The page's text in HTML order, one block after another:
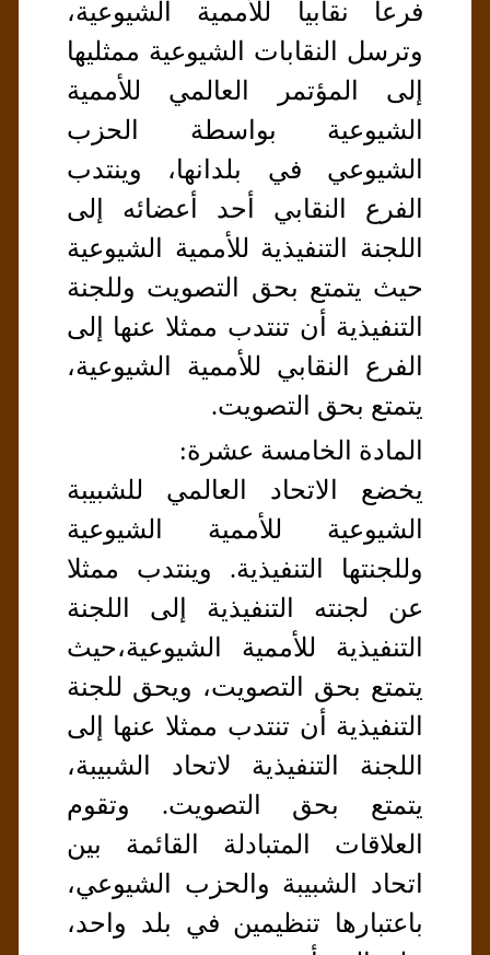
فرعا نقابيا للأممية الشيوعية،
وترسل النقابات الشيوعية ممثليها
إلى المؤتمر العالمي للأممية
الشيوعية بواسطة الحزب
الشيوعي في بلدانها، وينتدب
الفرع النقابي أحد أعضائه إلى
اللجنة التنفيذية للأممية الشيوعية
حيث يتمتع بحق التصويت وللجنة
التنفيذية أن تنتدب ممثلا عنها إلى
الفرع النقابي للأممية الشيوعية،
يتمتع بحق التصويت.
المادة الخامسة عشرة:
يخضع الاتحاد العالمي للشبيبة
الشيوعية للأممية الشيوعية
وللجنتها التنفيذية. وينتدب ممثلا
عن لجنته التنفيذية إلى اللجنة
التنفيذية للأممية الشيوعية،حيث
يتمتع بحق التصويت، ويحق للجنة
التنفيذية أن تنتدب ممثلا عنها إلى
اللجنة التنفيذية لاتحاد الشبيبة،
يتمتع بحق التصويت. وتقوم
العلاقات المتبادلة القائمة بين
اتحاد الشبيبة والحزب الشيوعي،
باعتبارها تنظيمين في بلد واحد،